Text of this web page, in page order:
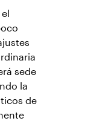
sede
la
de